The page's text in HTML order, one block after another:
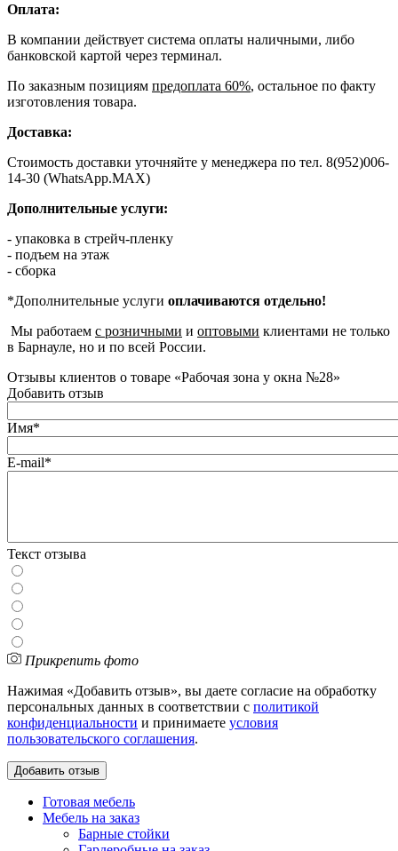
Оплата:
В компании действует система оплаты наличными, либо
банковской картой через терминал.
По заказным позициям предоплата 60%, остальное по факту
изготовления товара.
Доставка:
Стоимость доставки уточняйте у менеджера по тел. 8(952)006-
14-30 (WhatsApp.MAX)
Дополнительные услуги:
- упаковка в стрейч-пленку
- подъем на этаж
- сборка
*Дополнительные услуги оплачиваются отдельно!
Мы работаем с розничными и оптовыми клиентами не только
в Барнауле, но и по всей России.
Отзывы клиентов о товаре «Рабочая зона у окна №28»
Добавить отзыв
Имя*
E-mail*
Текст отзыва
Прикрепить фото
Нажимая «Добавить отзыв», вы даете согласие на обработку
персональных данных в соответствии с политикой
конфиденциальности и принимаете условия
пользовательского соглашения.
Готовая мебель
Мебель на заказ
Барные стойки